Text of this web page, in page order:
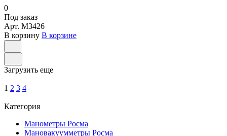
0
Под заказ
Арт. M3426
В корзину В корзине
Загрузить еще
1 2 3 4
Категория
Манометры Росма
Мановакуумметры Росма